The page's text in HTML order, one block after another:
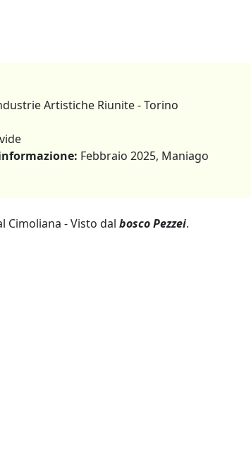
Artistiche Riunite - Torino
Febbraio 2025, Maniago
Cimoliana - Visto dal bosco Pezzei.